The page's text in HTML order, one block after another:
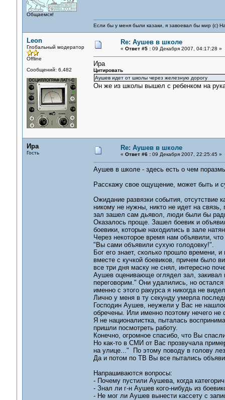
Общаемся!
Если бы у меня были казаки, я завоевал бы мир (с)
Leon
Глобальный модератор
Offline
Сообщений: 6,482
Re: Аушев в школе
« Ответ #5 :09 Декабря 2007, 04:17:28 »
Ира
Цитировать
Аушев идет от школы через железную дорогу
Он же из школы вышел с ребенком на
Ира
Гость
Re: Аушев в школе
« Ответ #6 :09 Декабря 2007, 22:25:45 »
Аушев в школе - здесь есть о чем
Расскажу свое ощущение, может быть и
Ожидание развязки события, отсутствие
никому не нужны, никто не идет на
зал зашел сам дьявол, люди были бы
Оказалось проще. Зашел боевик и
боевики, которые находились в зале
Через некоторое время нам объявили,
"Вы сами объявили сухую голодовку!".
Бог его знает, сколько прошло времени,
вместе с кучкой боевиков, причем было
все три дня маску не снял, интересно
Аушев оценивающе оглядел зал, закивал
переговорим." Они удалились, но
именно с этого ракурса я никогда не
Лично у меня в ту секунду умерла
Господин Аушев, неужели у Вас не
обречены. Или именно поэтому нечего не
Я не националистка, пыталась
пришли посмотреть работу.
Конечно, огромное спасибо, что Вы
Но как-то в СМИ от Вас прозвучала
на улице..." По этому поводу в голову
Да и потом по ТВ Вы все пытались
Напрашиваются вопросы:
- Почему пустили Аушева, когда
- Знал ли г-н Аушев кого-нибудь из
- Не мог ли Аушев вынести кассету с